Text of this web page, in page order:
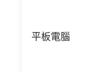
平板電腦